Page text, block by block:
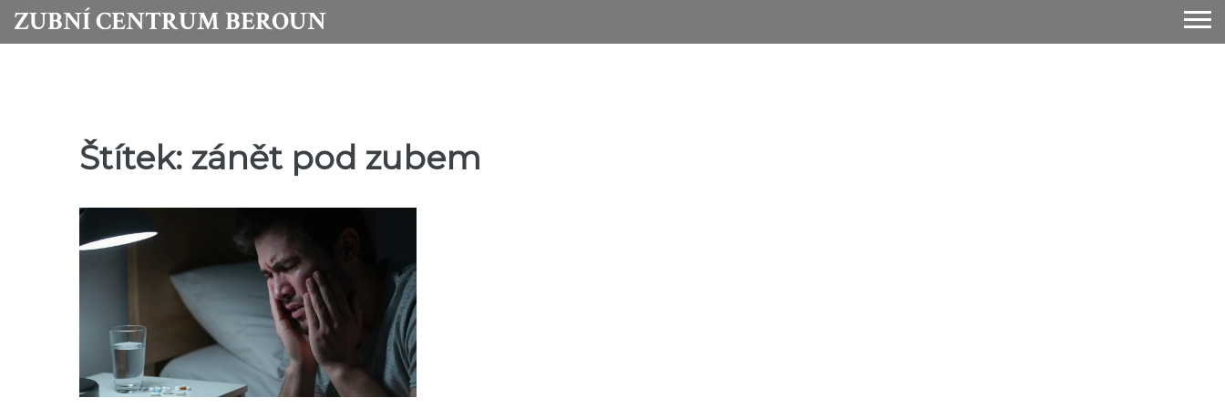
ZUBNÍ CENTRUM BEROUN
Štítek: zánět pod zubem